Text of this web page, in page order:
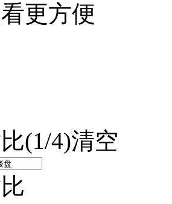
更方便
(1/4)清空